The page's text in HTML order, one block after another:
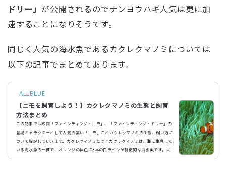
ドリー」が公開されるのでナンヨウハギ人気は更に加
速することになりそうです。
同じく人気の海水魚であるカクレクマノミについては
以下の記事でまとめてあります。
ALLBLUE
【ニモを飼育しよう！】カクレクマノミの生態と飼育
方法まとめ
この記事では映画「ファインディング・ニモ」、「ファインディング・ドリー」の
登場キャラクターとして人気の高い「ニモ」ことカクレクマノミの生態、飼い方に
ついて解説していきます。カクレクマノミとは？カクレクマノミは、海に生息して
いる海水魚の一種で、オレンジの体色に3本の白ラインが特徴的な海水魚です。大
きさは幼魚で2cm程度、最大でも8cm程度にしかならず、海水魚の中では非常に小